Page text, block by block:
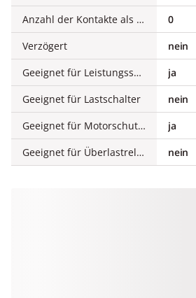
Anzahl der Kontakte als Wechsler
0
Verzögert
nein
Geeignet für Leistungsschalter
ja
Geeignet für Lastschalter
nein
Geeignet für Motorschutzschalter
ja
Geeignet für Überlastrelais
nein